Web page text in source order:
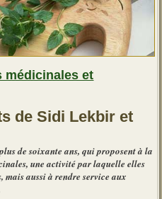
médicinales et
de Sidi Lekbir et
de soixante ans, qui proposent à la
une activité par laquelle elles
mais aussi à rendre service aux